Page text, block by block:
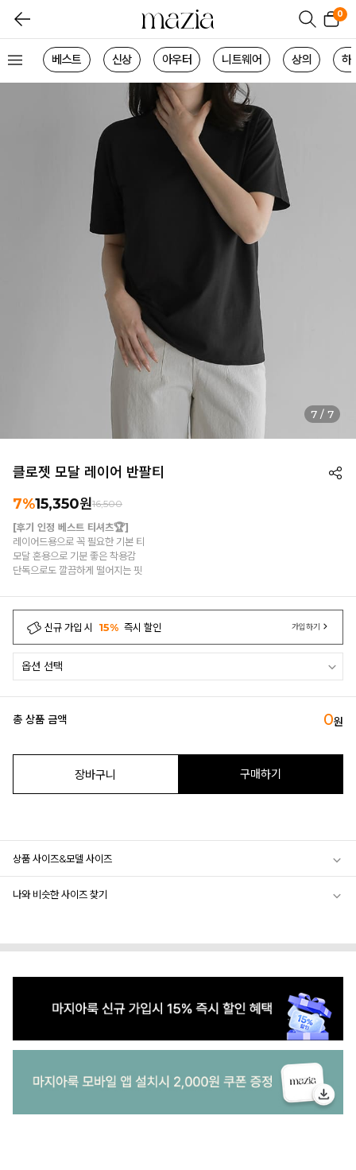
0
베스트 신상 아우터 니트웨어 상의 하
7 / 7
클로젯 모달 레이어 반팔티
7%15,350원16,500
[후기 인정 베스트 티셔츠🏆]
레이어드용으로 꼭 필요한 기본 티
모달 혼용으로 기분 좋은 착용감
단독으로도 깔끔하게 떨어지는 핏
신규 가입 시 15% 즉시 할인 가입하기
총 상품 금액 0원
장바구니 구매하기
상품 사이즈&모델 사이즈
나와 비슷한 사이즈 찾기